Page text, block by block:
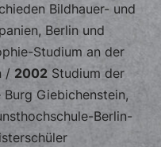
Bildhauer- und
Berlin und
Studium an der
/ 2002 Studium der
Giebichenstein,
Berlin-